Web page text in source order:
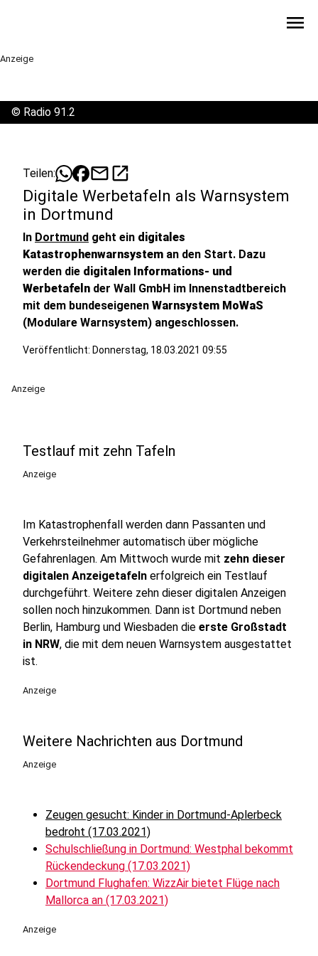
menu
Anzeige
© Radio 91.2
Teilen: mailopen_in_new
Digitale Werbetafeln als Warnsystem
in Dortmund
In Dortmund geht ein digitales
Katastrophenwarnsystem an den Start. Dazu
werden die digitalen Informations- und
Werbetafeln der Wall GmbH im Innenstadtbereich
mit dem bundeseigenen Warnsystem MoWaS
(Modulare Warnsystem) angeschlossen.
Veröffentlicht: Donnerstag, 18.03.2021 09:55
Anzeige
Testlauf mit zehn Tafeln
Anzeige
Im Katastrophenfall werden dann Passanten und
Verkehrsteilnehmer automatisch über mögliche
Gefahrenlagen. Am Mittwoch wurde mit zehn dieser
digitalen Anzeigetafeln erfolgreich ein Testlauf
durchgeführt. Weitere zehn dieser digitalen Anzeigen
sollen noch hinzukommen. Dann ist Dortmund neben
Berlin, Hamburg und Wiesbaden die erste Großstadt
in NRW, die mit dem neuen Warnsystem ausgestattet
ist.
Anzeige
Weitere Nachrichten aus Dortmund
Anzeige
Zeugen gesucht: Kinder in Dortmund-Aplerbeck
bedroht (17.03.2021)
Schulschließung in Dortmund: Westphal bekommt
Rückendeckung (17.03.2021)
Dortmund Flughafen: WizzAir bietet Flüge nach
Mallorca an (17.03.2021)
Anzeige